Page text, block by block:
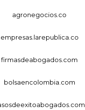
agronegocios.co
empresas.larepublica.co
firmasdeabogados.com
bolsaencolombia.com